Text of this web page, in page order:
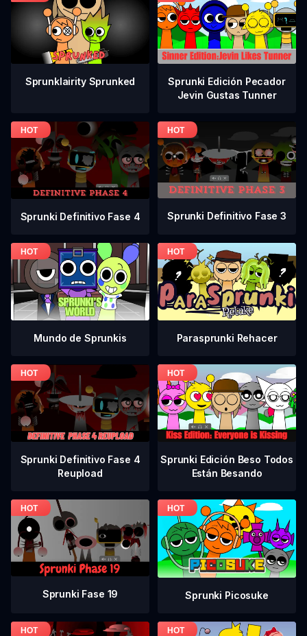
Sprunklairity Sprunked
Sprunki Edición Pecador
Jevin Gustas Tunner
Sprunki Definitivo Fase 4 Sprunki Definitivo Fase 3
Mundo de Sprunkis Parasprunki Rehacer
Sprunki Definitivo Fase 4
Reupload
Sprunki Edición Beso Todos
Están Besando
Sprunki Fase 19 Sprunki Picosuke